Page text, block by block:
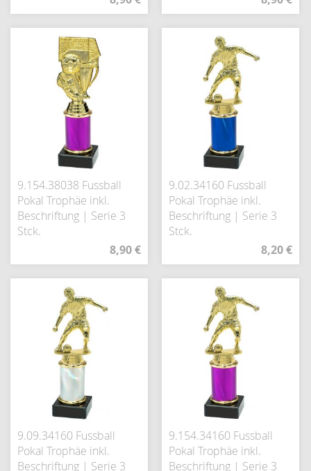
9.154.38038 Fussball
Pokal Trophäe inkl.
Beschriftung | Serie 3
Stck.
8,90 €
9.02.34160 Fussball
Pokal Trophäe inkl.
Beschriftung | Serie 3
Stck.
8,20 €
9.09.34160 Fussball
Pokal Trophäe inkl.
Beschriftung | Serie 3
9.154.34160 Fussball
Pokal Trophäe inkl.
Beschriftung | Serie 3